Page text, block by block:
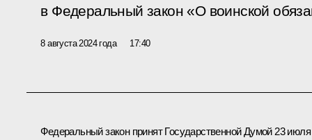
в Федеральный закон «О воинской
8 августа 2024 года 17:40
Федеральный закон принят Государственной Думой 23 июля